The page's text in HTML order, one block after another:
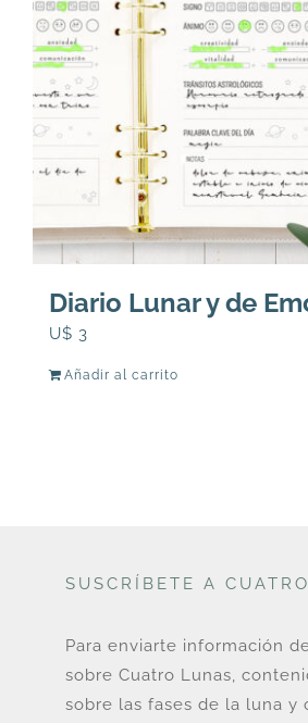
Diario Lunar y de
U$ 3
Añadir al carrito
SUSCRÍBETE A
Para enviarte información
sobre Cuatro Lunas,
sobre las fases de la luna y